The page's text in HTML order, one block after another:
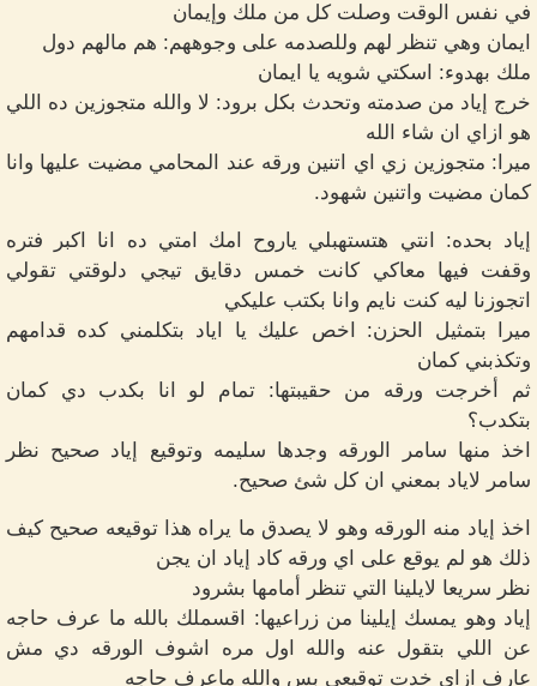
في نفس الوقت وصلت كل من ملك وإيمان
ايمان وهي تنظر لهم وللصدمه على وجوههم: هم مالهم دول
ملك بهدوء: اسكتي شويه يا ايمان
خرج إياد من صدمته وتحدث بكل برود: لا والله متجوزين ده اللي
هو ازاي ان شاء الله
ميرا: متجوزين زي اي اتنين ورقه عند المحامي مضيت عليها وانا
كمان مضيت واتنين شهود.
إياد بحده: انتي هتستهبلي ياروح امك امتي ده انا اكبر فتره
وقفت فيها معاكي كانت خمس دقايق تيجي دلوقتي تقولي
اتجوزنا ليه كنت نايم وانا بكتب عليكي
ميرا بتمثيل الحزن: اخص عليك يا اياد بتكلمني كده قدامهم
وتكذبني كمان
ثم أخرجت ورقه من حقيبتها: تمام لو انا بكدب دي كمان
بتكدب؟
اخذ منها سامر الورقه وجدها سليمه وتوقيع إياد صحيح نظر
سامر لاياد بمعني ان كل شئ صحيح.
اخذ إياد منه الورقه وهو لا يصدق ما يراه هذا توقيعه صحيح كيف
ذلك هو لم يوقع على اي ورقه كاد إياد ان يجن
نظر سريعا لايلينا التي تنظر أمامها بشرود
إياد وهو يمسك إيلينا من زراعيها: اقسملك بالله ما عرف حاجه
عن اللي بتقول عنه والله اول مره اشوف الورقه دي مش
عارف ازاي خدت توقيعي بس والله ماعرف حاجه